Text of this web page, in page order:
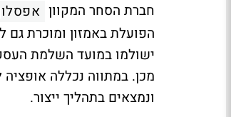
חברת הסחר המקוון
ונמצאים בתהליך ייצור.